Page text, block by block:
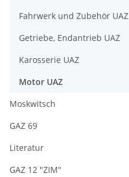
Fahrwerk und Zubehör UAZ
Getriebe, Endantrieb UAZ
Karosserie UAZ
Motor UAZ
Moskwitsch
GAZ 69
Literatur
GAZ 12 "ZIM"